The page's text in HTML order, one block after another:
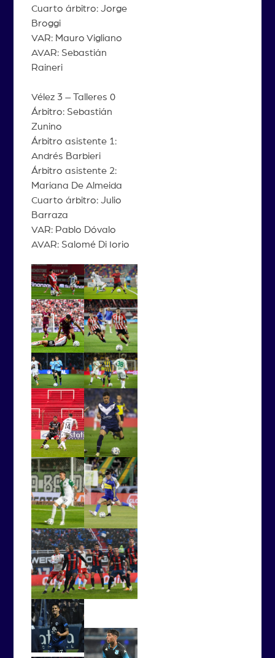
Cuarto árbitro: Jorge
Broggi
VAR: Mauro Vigliano
AVAR: Sebastián
Raineri
Vélez 3 – Talleres 0
Árbitro: Sebastián
Zunino
Árbitro asistente 1:
Andrés Barbieri
Árbitro asistente 2:
Mariana De Almeida
Cuarto árbitro: Julio
Barraza
VAR: Pablo Dóvalo
AVAR: Salomé Di Iorio